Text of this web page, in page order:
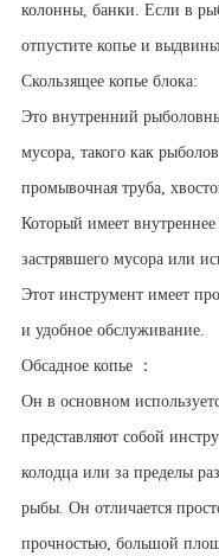
колонны, банки. Если в
отпустите копье и
Скользящее копье блока:
Это внутренний
мусора, такого как
промывочная труба,
Который имеет
застрявшего мусора или
Этот инструмент имеет
и удобное обслуживание.
Обсадное копье ：
Он в основном
представляют собой
колодца или за пределы
рыбы. Он отличается
прочностью, большой